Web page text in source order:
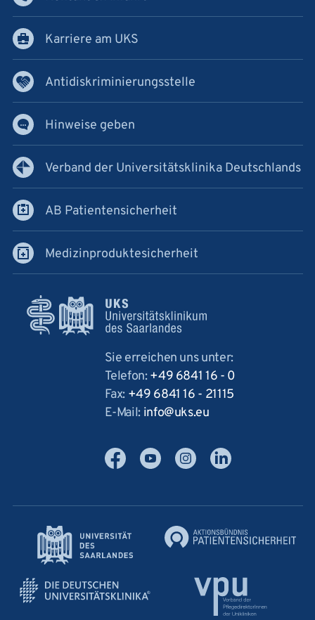
Karriere am UKS
Antidiskriminierungsstelle
Hinweise geben
Verband der Universitätsklinika Deutschlands
AB Patientensicherheit
Medizinproduktesicherheit
Sie erreichen uns unter:
Telefon:+49 6841 16 - 0
Fax: +49 6841 16 - 21115
E-Mail: info ukseu